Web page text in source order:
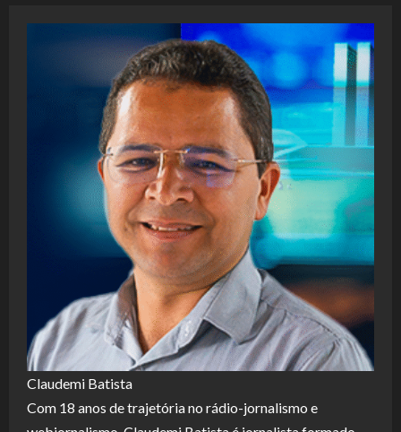
Claudemi Batista
Com 18 anos de trajetória no rádio-jornalismo e